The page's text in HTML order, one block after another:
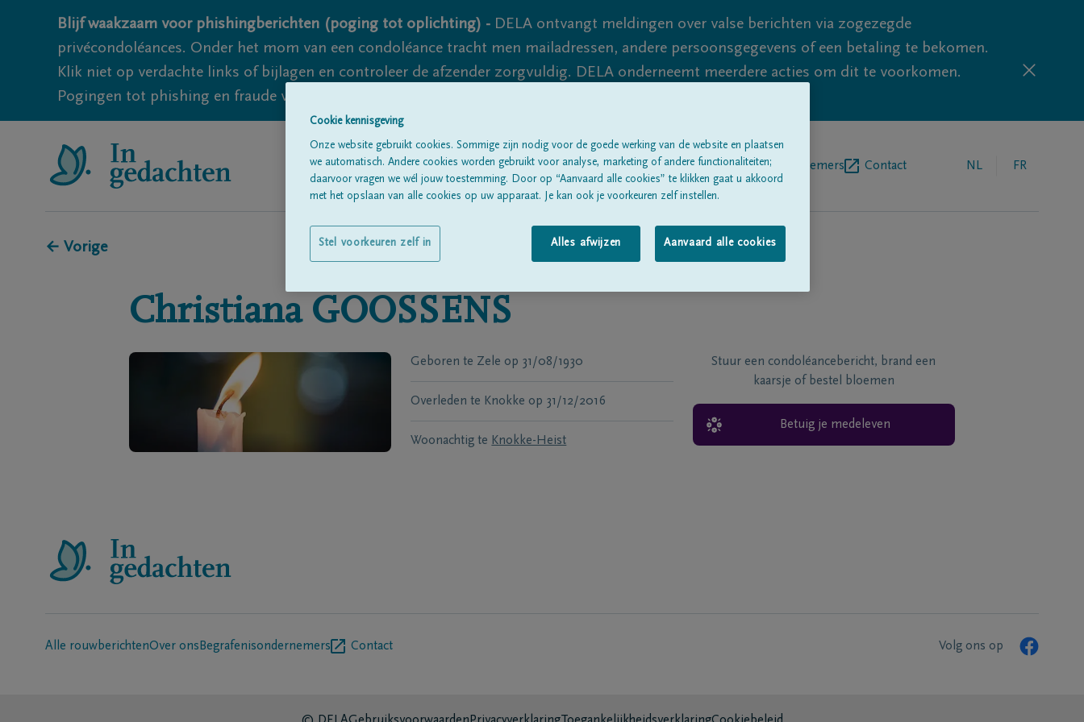
Blijf waakzaam voor phishingberichten (poging tot oplichting) - DELA ontvangt meldingen over valse berichten via zogezegde
privécondoléances. Onder het mom van een condoléance tracht men mailadressen, andere persoonsgegevens of een betaling te bekomen.
Klik niet op verdachte links of bijlagen en controleer de afzender zorgvuldig. DELA onderneemt meerdere acties om dit te voorkomen.
Pogingen tot phishing en fraude vallen echter nooit volledig uit te sluiten, dus blijf waakzaam.
Alle rouwberichten Over onsBegrafenisondernemers Contact NL FR
← Vorige
Christiana GOOSSENS
Geboren te Zele op 31/08/1930
Overleden te Knokke op 31/12/2016
Woonachtig te Knokke-Heist
Stuur een condoléancebericht, brand een
kaarsje of bestel bloemen
Betuig je medeleven
Alle rouwberichtenOver ons Begrafenisondernemers Contact Volg ons op
Cookie kennisgeving
Onze website gebruikt cookies. Sommige zijn nodig voor de goede werking van de website en plaatsen
we automatisch. Andere cookies worden gebruikt voor analyse, marketing of andere functionaliteiten;
daarvoor vragen we wél jouw toestemming. Door op “Aanvaard alle cookies” te klikken gaat u akkoord
met het opslaan van alle cookies op uw apparaat. Je kan ook je voorkeuren zelf instellen.
Alles afwijzen Aanvaard alle cookies
Stel voorkeuren zelf in